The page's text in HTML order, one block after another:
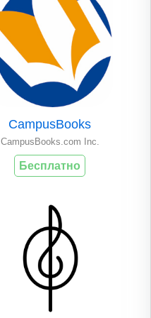
CampusBooks
CampusBooks.com Inc.
Бесплатно